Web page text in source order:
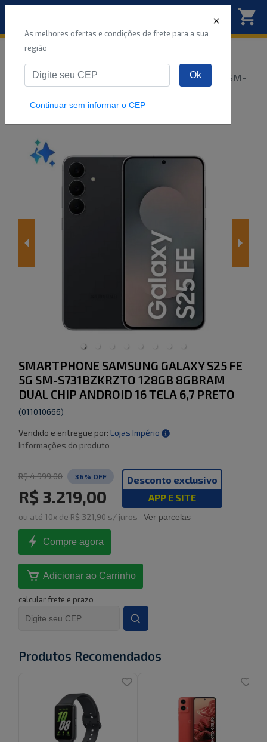
Início
Telefone Celular
SMARTPHONE SAMSUNG GALAXY S25 FE 5G SM-
SMARTPHONE SAMSUNG GALAXY S25 FE
5G SM-S731BZKRZTO 128GB 8GBRAM
DUAL CHIP ANDROID 16 TELA 6,7 PRETO
(011010666)
Vendido e entregue por: Lojas Império
Informações do produto
R$ 4.999,00 36% OFF
R$ 3.219,00
Desconto exclusivo
APP E SITE
ou até 10x de R$ 321,90 s/ juros Ver parcelas
Compre agora
Adicionar ao Carrinho
calcular frete e prazo
Produtos Recomendados
As melhores ofertas e condições de frete para a sua
região
Ok
Continuar sem informar o CEP